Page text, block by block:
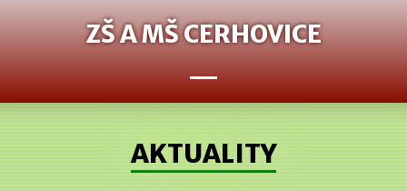
ZŠ A MŠ CERHOVICE
AKTUALITY